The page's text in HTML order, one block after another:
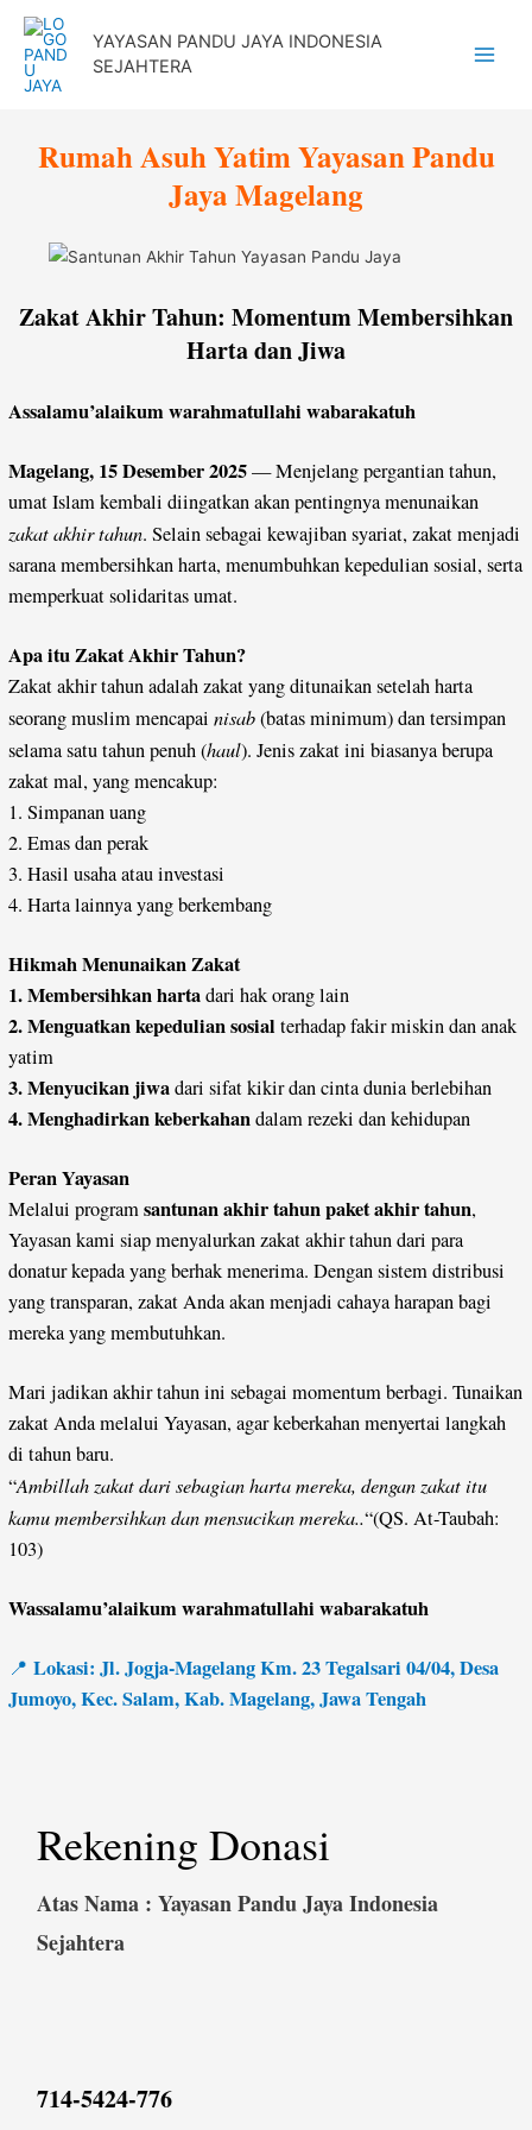
Lewati
konten
YAYASAN PANDU JAYA INDONESIA
SEJAHTERA
Rumah Asuh Yatim Yayasan Pandu
Jaya Magelang
Zakat Akhir Tahun: Momentum Membersihkan
Harta dan Jiwa
Assalamu’alaikum warahmatullahi wabarakatuh
Magelang, 15 Desember 2025— Menjelang pergantian tahun,
umat Islam kembali diingatkan akan pentingnya menunaikan
zakat akhir tahun. Selain sebagai kewajiban syariat, zakat menjadi
sarana membersihkan harta, menumbuhkan kepedulian sosial, serta
memperkuat solidaritas umat.
Apa itu Zakat Akhir Tahun?
Zakat akhir tahun adalah zakat yang ditunaikan setelah harta
seorang muslim mencapainisab(batas minimum) dan tersimpan
selama satu tahun penuh (haul). Jenis zakat ini biasanya berupa
zakat mal, yang mencakup:
1. Simpanan uang
2. Emas dan perak
3. Hasil usaha atau investasi
4. Harta lainnya yang berkembang
Hikmah Menunaikan Zakat
1. Membersihkan hartadari hak orang lain
2. Menguatkan kepedulian sosial terhadap fakir miskin dan anak
yatim
3. Menyucikan jiwadari sifat kikir dan cinta dunia berlebihan
4. Menghadirkan keberkahandalam rezeki dan kehidupan
Peran Yayasan
Melalui programsantunan akhir tahun paket akhir tahun,
Yayasan kami siap menyalurkan zakat akhir tahun dari para
donatur kepada yang berhak menerima. Dengan sistem distribusi
yang transparan, zakat Anda akan menjadi cahaya harapan bagi
mereka yang membutuhkan.
Mari jadikan akhir tahun ini sebagai momentum berbagi. Tunaikan
zakat Anda melalui Yayasan, agar keberkahan menyertai langkah
di tahun baru.
“Ambillah zakat dari sebagian harta mereka, dengan zakat itu
kamu membersihkan dan mensucikan mereka..“(QS. At-Taubah:
103)
Wassalamu’alaikum warahmatullahi wabarakatuh
📍 Lokasi: Jl. Jogja-Magelang Km. 23 Tegalsari 04/04, Desa
Jumoyo, Kec. Salam, Kab. Magelang, Jawa Tengah
Rekening Donasi
Atas Nama : Yayasan Pandu Jaya Indonesia
Sejahtera
714-5424-776